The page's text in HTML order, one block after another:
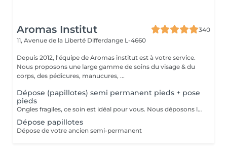
Aromas Institut
340
11, Avenue de la Liberté Differdange L-4660
Depuis 2012, l'équipe de Aromas institut est à votre service.
Nous proposons une large gamme de soins du visage & du
corps, des pédicures, manucures, ...
Dépose (papillotes) semi permanent pieds + pose
pieds
Ongles fragiles, ce soin est idéal pour vous. Nous déposons le semi permanent avec des papillotes, de manière plus douce, l'ongle n'est pas abîmé. Un rdv bloqué doit être impérativement annulé 24h. Dans le cas contraire, nous nous réservons le droit de facturer la prestation.
Dépose papillotes
Dépose de votre ancien semi-permanent